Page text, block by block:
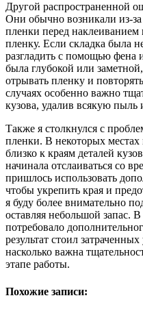
Другой распространенной
Они обычно возникали из-за
пленки перед
пленку. Если складка была
разгладить с помощью фена
была глубокой или
отрывать пленку и
случаях особенно важно
кузова, удалив всякую пыль
Также я столкнулся с
пленки. В некоторых
близко к краям деталей
начинала отслаиваться со
пришлось использовать
чтобы укрепить края и
я буду более внимательно
оставляя небольшой запас.
потребовало
результат стоил
насколько важна
этапе работы.
Похожие записи: